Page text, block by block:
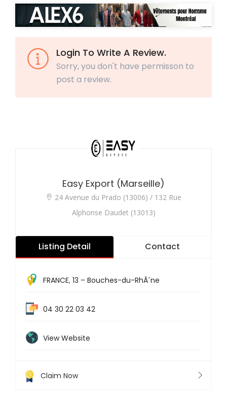
Login To Write A Review.
Sorry, you don't have permisson to
post a review.
Easy Export (Marseille)
24 Avenue du Prado (13006) / 132 Rue
Alphonse Daudet (13013)
Listing Detail Contact
FRANCE, 13 – Bouches-du-RhÃ´ne
04 30 22 03 42
View Website
Claim Now